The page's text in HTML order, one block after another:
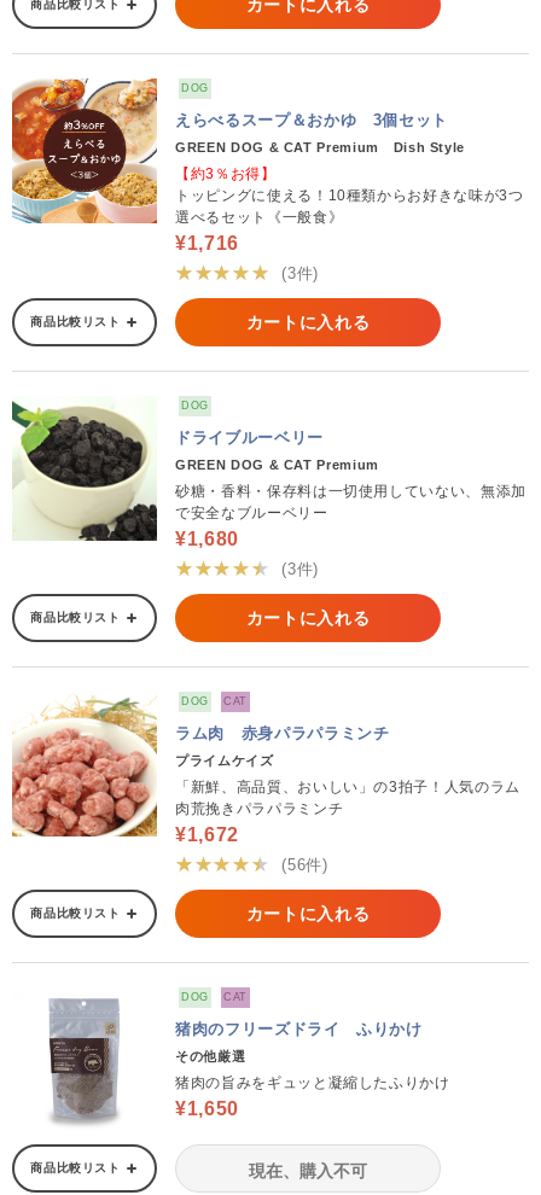
商品比較リスト カートに入れる
DOG
えらべるスープ＆おかゆ 3個セット
GREEN DOG & CAT Premium Dish Style
【約3％お得】
トッピングに使える！10種類からお好きな味が3つ
選べるセット《一般食》
¥1,716
★★★★★
(3件)
商品比較リスト カートに入れる
DOG
ドライブルーベリー
GREEN DOG & CAT Premium
砂糖・香料・保存料は一切使用していない、無添加
で安全なブルーベリー
¥1,680
★★★★★
(3件)
商品比較リスト カートに入れる
DOG CAT
ラム肉 赤身パラパラミンチ
プライムケイズ
「新鮮、高品質、おいしい」の3拍子！人気のラム
肉荒挽きパラパラミンチ
¥1,672
★★★★★
(56件)
商品比較リスト カートに入れる
DOG CAT
猪肉のフリーズドライ ふりかけ
その他厳選
猪肉の旨みをギュッと凝縮したふりかけ
¥1,650
商品比較リスト 現在、購入不可